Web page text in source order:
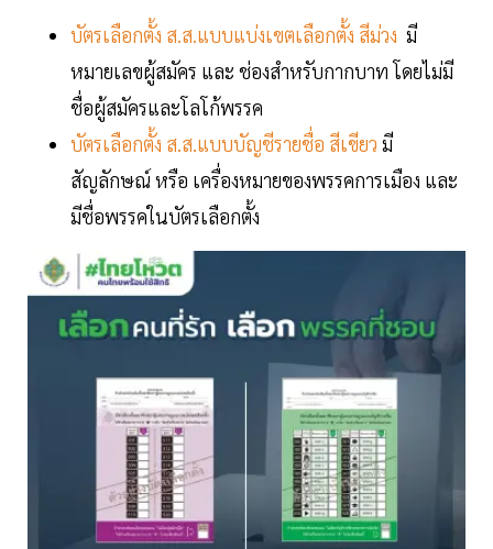
บัตรเลือกตั้ง ส.ส.แบบแบ่งเขตเลือกตั้ง สีม่วง มี
หมายเลขผู้สมัคร และ ช่องสำหรับกากบาท โดยไม่มี
ชื่อผู้สมัครและโลโก้พรรค
บัตรเลือกตั้ง ส.ส.แบบบัญชีรายชื่อ สีเขียว มี
สัญลักษณ์ หรือ เครื่องหมายของพรรคการเมือง และ
มีชื่อพรรคในบัตรเลือกตั้ง